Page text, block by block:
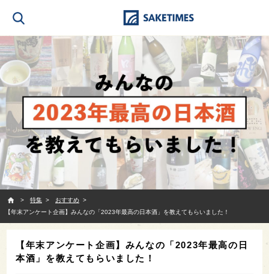
特集
おすすめ
【年末アンケート企画】みんなの「2023年最高の日本酒」を教えてもらいました！
【年末アンケート企画】みんなの「2023年最高の日
本酒」を教えてもらいました！